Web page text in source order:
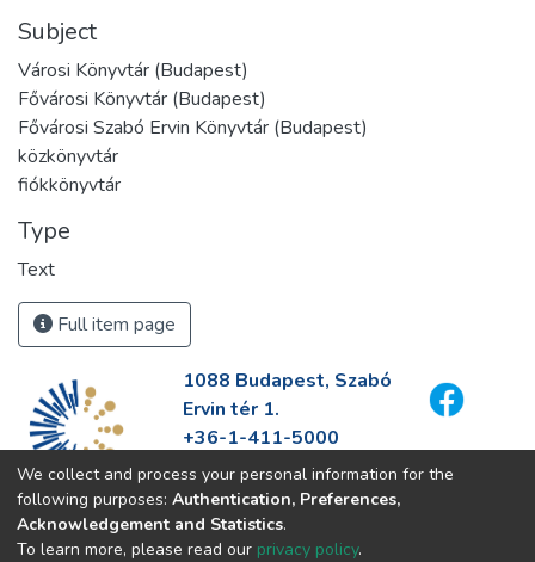
Subject
Városi Könyvtár (Budapest)
Fővárosi Könyvtár (Budapest)
Fővárosi Szabó Ervin Könyvtár (Budapest)
közkönyvtár
fiókkönyvtár
Type
Text
Full item page
1088 Budapest, Szabó
Ervin tér 1.
+36-1-411-5000
info@fszek.hu
https://fszek.hu
We collect and process your personal information for the
following purposes: Authentication, Preferences,
Acknowledgement and Statistics.
To learn more, please read our privacy policy.